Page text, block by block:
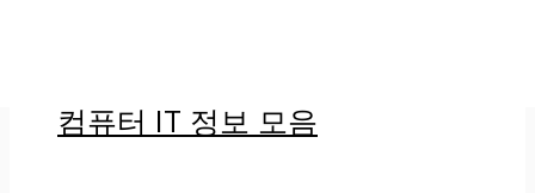
컴퓨터 IT 정보 모음